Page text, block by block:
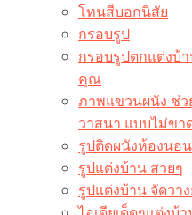
โทนสีบอกนิสัย
กรอบรูป
กรอบรูปตกแต่งบ้
คุณ
ภาพแขวนผนัง ช่ว
วาสนา แบบไม่ขา
รูปติดผนังห้องนอ
รูปแต่งบ้าน สวยๆ
รูปแต่งบ้าน จัดวา